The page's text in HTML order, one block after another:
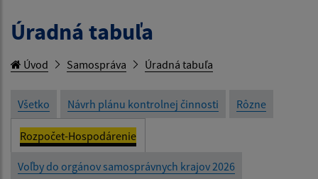
Úradná tabuľa
Úvod Samospráva Úradná tabuľa
Všetko Návrh plánu kontrolnej činnosti Rôzne
Rozpočet-Hospodárenie
Voľby do orgánov samosprávnych krajov 2026